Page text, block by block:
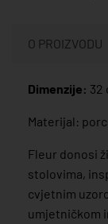
O PROIZVODU
Dimenzije: 32
Materijal:
Fleur donosi
stolovima,
cvjetnim
umjetničkom